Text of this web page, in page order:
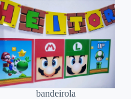
bandeirola